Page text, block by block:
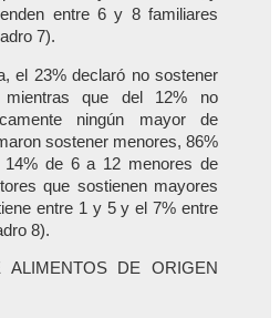
entre 6 y 8 familiares
7).
el 23% declaró no sostener
mientras que del 12% no
ningún mayor de
sostener menores, 86%
de 6 a 12 menores de
que sostienen mayores
entre 1 y 5 y el 7% entre
8).
ALIMENTOS DE ORIGEN